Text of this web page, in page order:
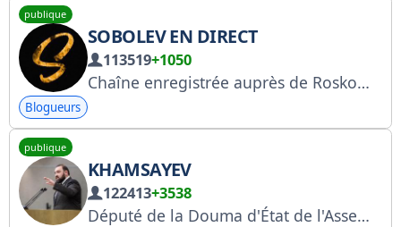
publique
SOBOLEV EN DIRECT
113519+1050
Chaîne enregistrée auprès de Roskomnadzor : n° 4981891979 Publicité : @romanovastro Relations presse : +7 963 648 0790
Blogueurs
publique
KHAMSAYEV
122413+3538
Député de la Douma d'État de l'Assemblée fédérale de la Fédération de Russie, chef du mouvement panrusse « Russie sobre » Sultan@duma.gov.ru